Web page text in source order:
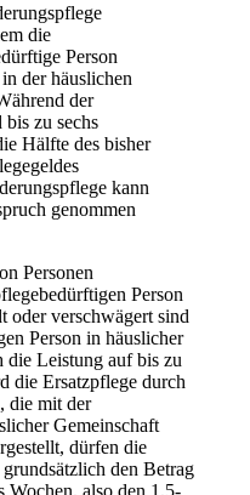
die
Person
der häuslichen
der
zu sechs
Hälfte des bisher
kann
genommen
Personen
Person
oder verschwägert sind
Person in häuslicher
die Leistung auf bis zu
die Ersatzpflege durch
die mit der
Gemeinschaft
dürfen die
den Betrag
Wochen, also den 1,5-